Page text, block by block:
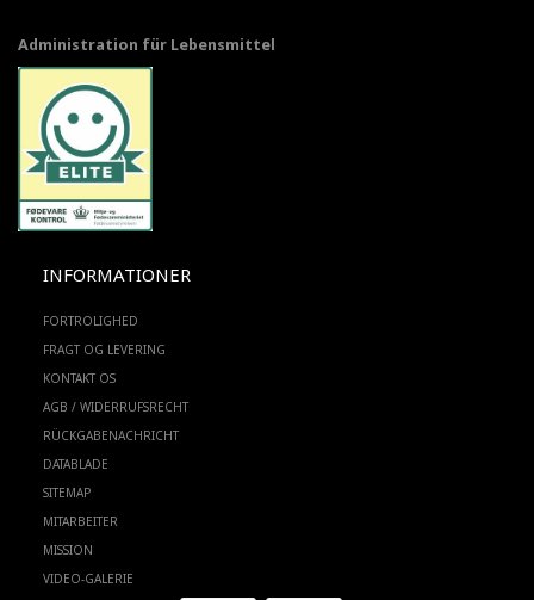
Administration für Lebensmittel
INFORMATIONER
FORTROLIGHED
FRAGT OG LEVERING
KONTAKT OS
AGB / WIDERRUFSRECHT
RÜCKGABENACHRICHT
DATABLADE
SITEMAP
MITARBEITER
MISSION
VIDEO-GALERIE